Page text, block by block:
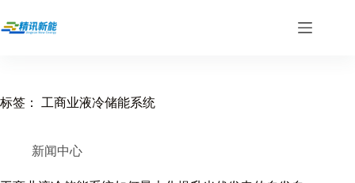
过
标签： 工商业液冷储能系统
新闻中心